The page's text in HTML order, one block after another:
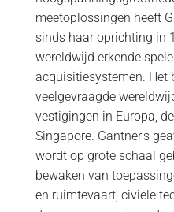
meetoplossingen heeft
sinds haar oprichting in
wereldwijd erkende
acquisitiesystemen. Het
veelgevraagde
vestigingen in Europa,
Singapore. Gantner's
wordt op grote schaal
bewaken van
en ruimtevaart, civiele